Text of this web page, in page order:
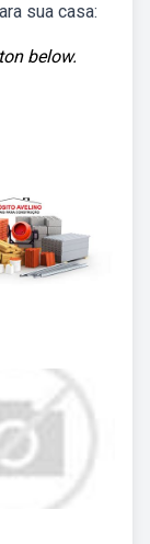
sua casa:
below.